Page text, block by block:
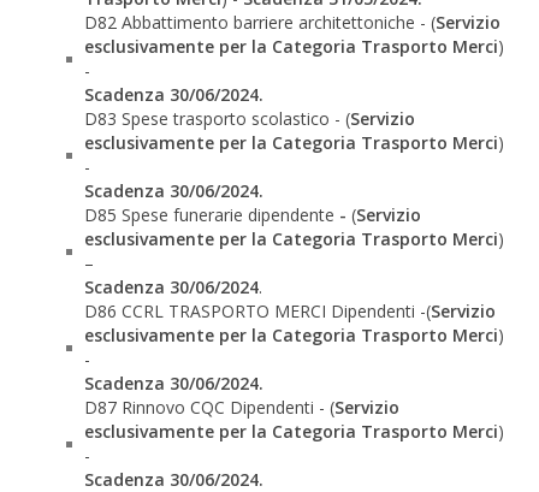
D82 Abbattimento barriere architettoniche - (Servizio
esclusivamente per la Categoria Trasporto Merci)
-
Scadenza 30/06/2024.
D83 Spese trasporto scolastico - (Servizio
esclusivamente per la Categoria Trasporto Merci)
-
Scadenza 30/06/2024.
D85 Spese funerarie dipendente - (Servizio
esclusivamente per la Categoria Trasporto Merci)
–
Scadenza 30/06/2024.
D86 CCRL TRASPORTO MERCI Dipendenti -(Servizio
esclusivamente per la Categoria Trasporto Merci)
-
Scadenza 30/06/2024.
D87 Rinnovo CQC Dipendenti - (Servizio
esclusivamente per la Categoria Trasporto Merci)
-
Scadenza 30/06/2024.